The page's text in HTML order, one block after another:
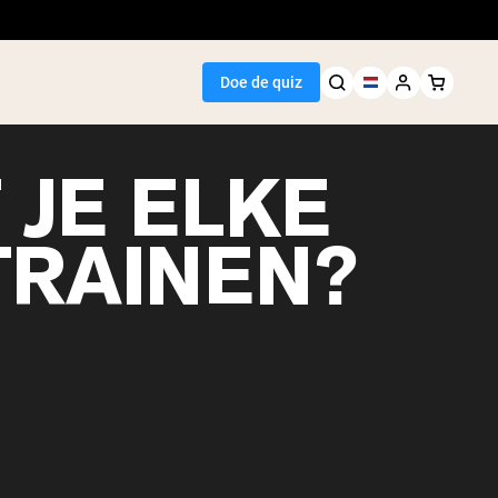
Doe de quiz
Seller
ELKE